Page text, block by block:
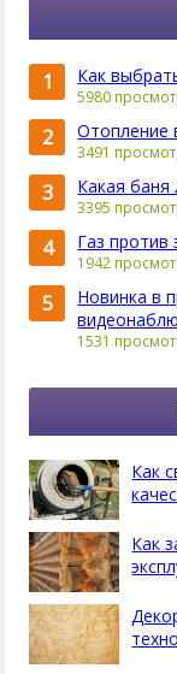
1 Как
5980
2 Отопление
3491
3 Какая баня
3395
4 Газ против
1942
5
Новинка в
1531
Как
Как